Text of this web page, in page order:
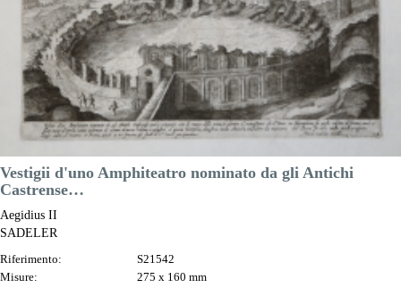
DESCRIZIONE
Vestigii d'uno Amphiteatro nominato da gli Antichi
Castrense…
Aegidius II
SADELER
Riferimento:
S21542
Misure:
275 x 160 mm